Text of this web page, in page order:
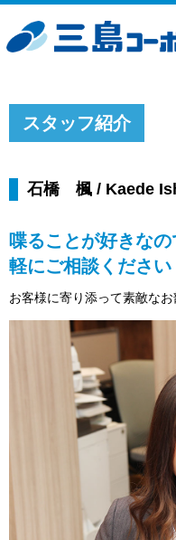
スタッフ紹介
石橋 楓 / Kaede
喋ることが好きな
軽にご相談ください
お客様に寄り添って素敵な